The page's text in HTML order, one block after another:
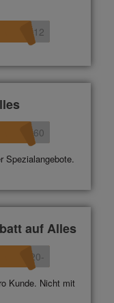
D12
360
Spezialangebote.
auf Alles
-20
Kunde. Nicht mit